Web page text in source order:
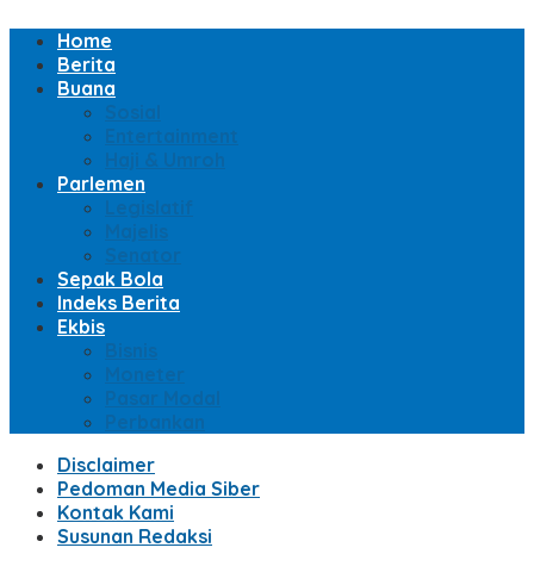
Home
Berita
Buana
Sosial
Entertainment
Haji & Umroh
Parlemen
Legislatif
Majelis
Senator
Sepak Bola
Indeks Berita
Ekbis
Bisnis
Moneter
Pasar Modal
Perbankan
Disclaimer
Pedoman Media Siber
Kontak Kami
Susunan Redaksi